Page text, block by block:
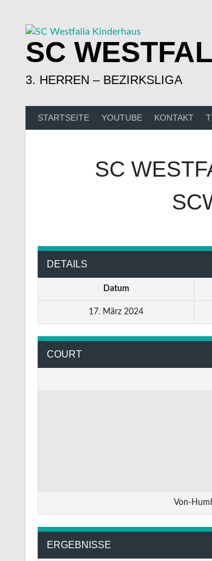
SC
3. HERREN – BEZIRKSLIGA
STARTSEITE YOUTUBE KONTAKT
SC
DETAILS
Datum
17. März 2024
COURT
Von-
ERGEBNISSE